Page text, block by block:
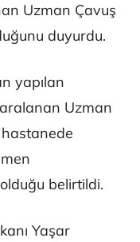
Uzman Çavuş
duyurdu.
yapılan
Uzman
belirtildi.
Yaşar